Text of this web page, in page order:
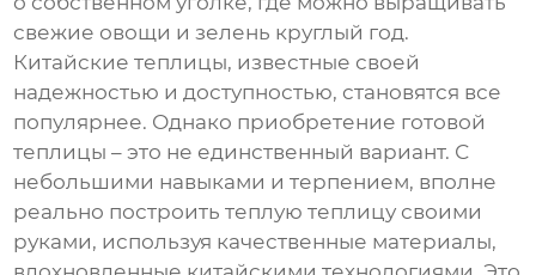
свежие овощи и зелень круглый год.
Китайские теплицы, известные своей
надежностью и доступностью, становятся все
популярнее. Однако приобретение готовой
теплицы – это не единственный вариант. С
небольшими навыками и терпением, вполне
реально построить теплую теплицу своими
руками, используя качественные материалы,